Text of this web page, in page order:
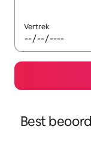
Vertrek
Best